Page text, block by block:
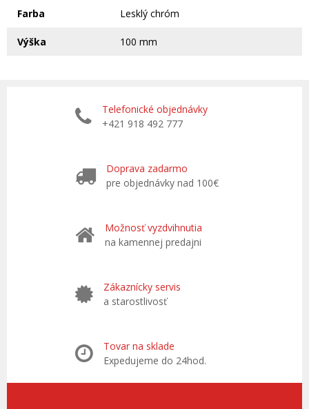
Farba Lesklý chróm
Výška 100 mm
Telefonické objednávky
+421 918 492 777
Doprava zadarmo
pre objednávky nad 100€
Možnosť vyzdvihnutia
na kamennej predajni
Zákaznícky servis
a starostlivosť
Tovar na sklade
Expedujeme do 24hod.